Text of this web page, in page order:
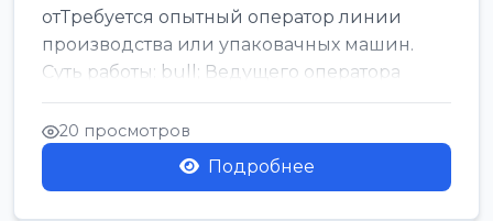
отТребуется опытный оператор линии
производства или упаковачных машин.
Суть работы: bull; Ведущего оператора
линии. Запуск, контроль и по...
20 просмотров
Подробнее